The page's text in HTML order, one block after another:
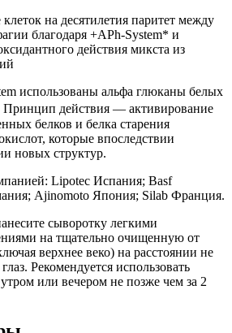
на десятилетия паритет между
благодаря +APh-System* и
действия микста из
использованы альфа глюканы белых
действия — активирование
белков и белка старения
которые впоследствии
новых структур.
Lipotec Испания; Basf
Ajinomoto Япония; Silab Франция.
сыворотку легкими
на тщательно очищенную от
верхнее веко) на расстоянии не
Рекомендуется использовать
или вечером не позже чем за 2